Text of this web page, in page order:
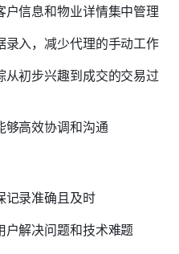
信息和物业详情集中管理
入，减少代理的手动工作
初步兴趣到成交的交易过
够高效协调和沟通
记录准确且及时
解决问题和技术难题